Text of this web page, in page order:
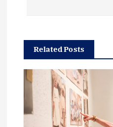
c
ó
n
Related Posts